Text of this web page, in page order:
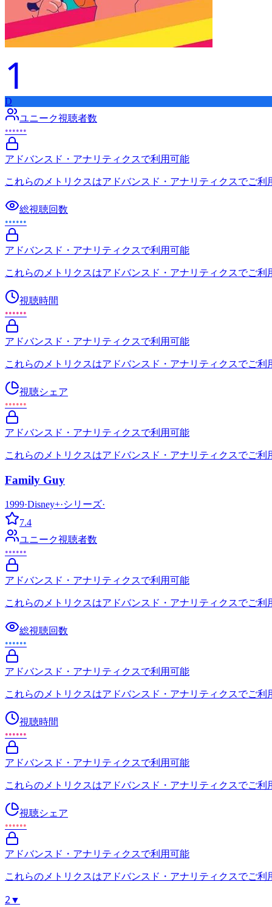
1
D
ユニーク視聴者数
••••••
アドバンスド・アナリティクスで利用可能
これらのメトリクスはアドバンスド・アナリティクスでご
総視聴回数
••••••
アドバンスド・アナリティクスで利用可能
これらのメトリクスはアドバンスド・アナリティクスでご
視聴時間
••••••
アドバンスド・アナリティクスで利用可能
これらのメトリクスはアドバンスド・アナリティクスでご
視聴シェア
••••••
アドバンスド・アナリティクスで利用可能
これらのメトリクスはアドバンスド・アナリティクスでご
Family Guy
1999·Disney+·シリーズ·
7.4
ユニーク視聴者数
••••••
アドバンスド・アナリティクスで利用可能
これらのメトリクスはアドバンスド・アナリティクスでご
総視聴回数
••••••
アドバンスド・アナリティクスで利用可能
これらのメトリクスはアドバンスド・アナリティクスでご
視聴時間
••••••
アドバンスド・アナリティクスで利用可能
これらのメトリクスはアドバンスド・アナリティクスでご
視聴シェア
••••••
アドバンスド・アナリティクスで利用可能
これらのメトリクスはアドバンスド・アナリティクスでご
2▼